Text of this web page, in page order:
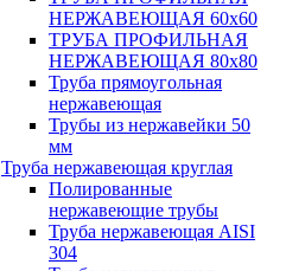
НЕРЖАВЕЮЩАЯ 60х60
ТРУБА ПРОФИЛЬНАЯ
НЕРЖАВЕЮЩАЯ 80х80
Труба прямоугольная
нержавеющая
Трубы из нержавейки 50
мм
Труба нержавеющая круглая
Полированные
нержавеющие трубы
Труба нержавеющая AISI
304